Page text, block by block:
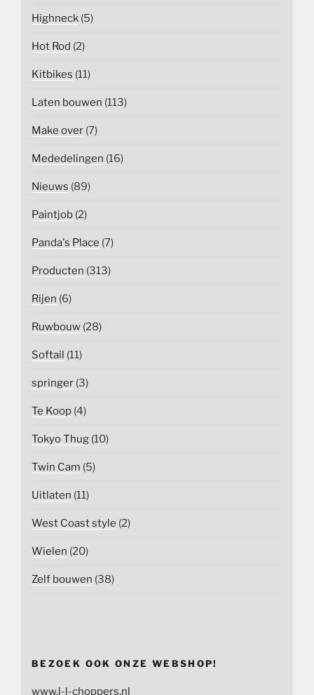
Highneck (5)
Hot Rod (2)
Kitbikes (11)
Laten bouwen (113)
Make over (7)
Mededelingen (16)
Nieuws (89)
Paintjob (2)
Panda's Place (7)
Producten (313)
Rijen (6)
Ruwbouw (28)
Softail (11)
springer (3)
Te Koop (4)
Tokyo Thug (10)
Twin Cam (5)
Uitlaten (11)
West Coast style (2)
Wielen (20)
Zelf bouwen (38)
BEZOEK OOK ONZE WEBSHOP!
www.l-l-choppers.nl